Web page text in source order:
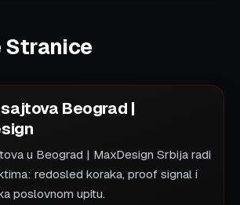
Stranice
Beograd |
u Beograd | MaxDesign Srbija radi
redosled koraka, proof signal i
poslovnom upitu.